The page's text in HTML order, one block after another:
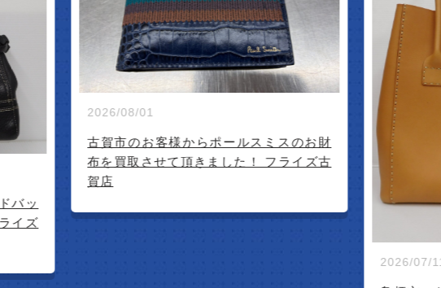
らポールスミスのお財
きました！ フライズ古